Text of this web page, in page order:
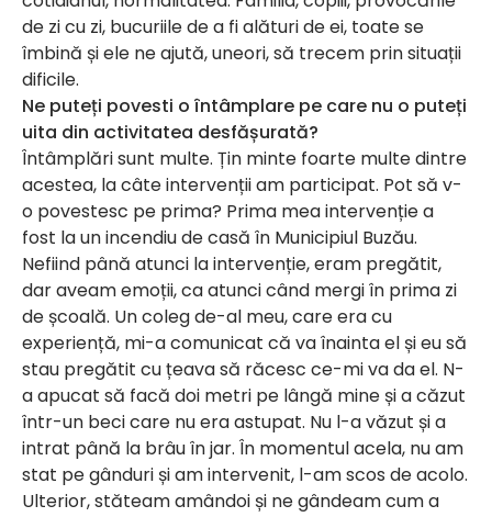
de zi cu zi, bucuriile de a fi alături de ei, toate se
îmbină și ele ne ajută, uneori, să trecem prin situații
dificile.
Ne puteți povesti o întâmplare pe care nu o puteți
uita din activitatea desfășurată?
Întâmplări sunt multe. Țin minte foarte multe dintre
acestea, la câte intervenții am participat. Pot să v-
o povestesc pe prima? Prima mea intervenție a
fost la un incendiu de casă în Municipiul Buzău.
Nefiind până atunci la intervenție, eram pregătit,
dar aveam emoții, ca atunci când mergi în prima zi
de școală. Un coleg de-al meu, care era cu
experiență, mi-a comunicat că va înainta el și eu să
stau pregătit cu țeava să răcesc ce-mi va da el. N-
a apucat să facă doi metri pe lângă mine și a căzut
într-un beci care nu era astupat. Nu l-a văzut și a
intrat până la brâu în jar. În momentul acela, nu am
stat pe gânduri și am intervenit, l-am scos de acolo.
Ulterior, stăteam amândoi și ne gândeam cum a